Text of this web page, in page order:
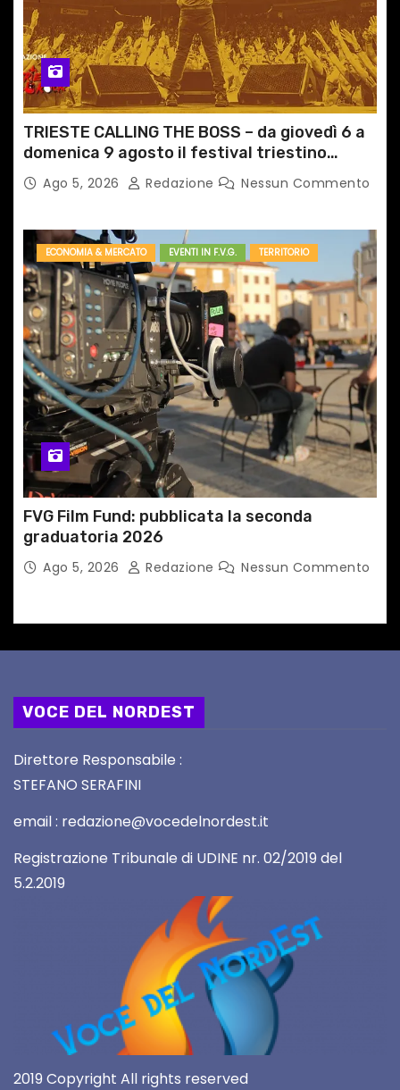
TRIESTE CALLING THE BOSS – da giovedì 6 a
domenica 9 agosto il festival triestino
dedicato a Springsteen
Ago 5, 2026 Redazione Nessun Commento
ECONOMIA & MERCATO EVENTI IN F.V.G. TERRITORIO
FVG Film Fund: pubblicata la seconda
graduatoria 2026
Ago 5, 2026 Redazione Nessun Commento
VOCE DEL NORDEST
Direttore Responsabile :
STEFANO SERAFINI
email : redazione@vocedelnordest.it
Registrazione Tribunale di UDINE nr. 02/2019 del
5.2.2019
2019 Copyright All rights reserved